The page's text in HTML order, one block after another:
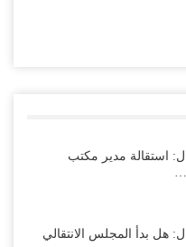
استقالة مدير مكتب
هل بدأ المجلس الانتقالي